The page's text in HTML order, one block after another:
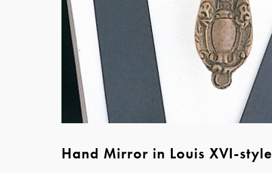
Hand Mirror in Louis XVI-style